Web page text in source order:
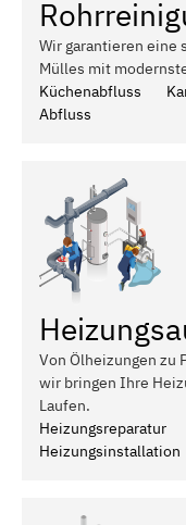
Wir garantieren eine
Mülles mit
Küchenabfluss
Abfluss
Von Ölheizungen zu
wir bringen Ihre
Laufen.
Heizungsreparatur
Heizungsinstallation